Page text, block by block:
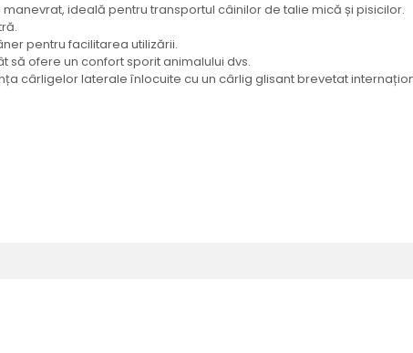
ideală pentru transportul câinilor de talie mică și pisicilor.
pentru facilitarea utilizării.
să ofere un confort sporit animalului dvs.
cârligelor laterale înlocuite cu un cârlig glisant brevetat